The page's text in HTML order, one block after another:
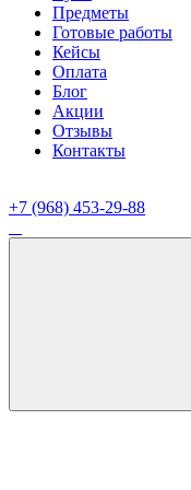
Предметы
Готовые работы
Кейсы
Оплата
Блог
Акции
Отзывы
Контакты
+7 (968) 453-29-88